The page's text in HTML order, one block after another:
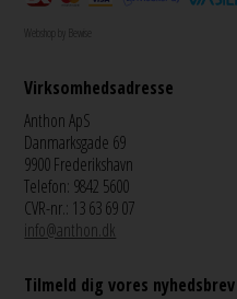
Webshop by Bewise
Virksomhedsadresse
Anthon ApS
Danmarksgade 69
9900 Frederikshavn
Telefon: 9842 5600
CVR-nr.: 13 63 69 07
info@anthon.dk
Tilmeld dig vores nyhedsbrev